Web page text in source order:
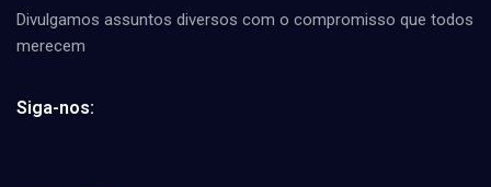
Divulgamos assuntos diversos com o compromisso que todos
merecem
Siga-nos: